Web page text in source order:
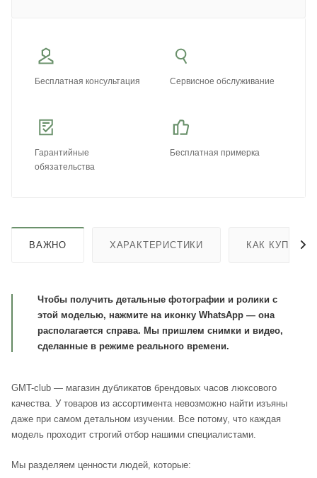
Бесплатная консультация Сервисное обслуживание
Гарантийные
обязательства
Бесплатная примерка
ВАЖНО ХАРАКТЕРИСТИКИ КАК КУПИТЬ
Чтобы получить детальные фотографии и ролики с
этой моделью, нажмите на иконку WhatsApp — она
располагается справа. Мы пришлем снимки и видео,
сделанные в режиме реального времени.
GMT-club — магазин дубликатов брендовых часов люксового
качества. У товаров из ассортимента невозможно найти изъяны
даже при самом детальном изучении. Все потому, что каждая
модель проходит строгий отбор нашими специалистами.
Мы разделяем ценности людей, которые: